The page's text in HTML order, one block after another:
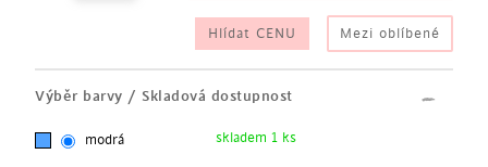
Hlídat CENU Mezi oblíbené
Výběr barvy / Skladová dostupnost
modrá skladem 1 ks